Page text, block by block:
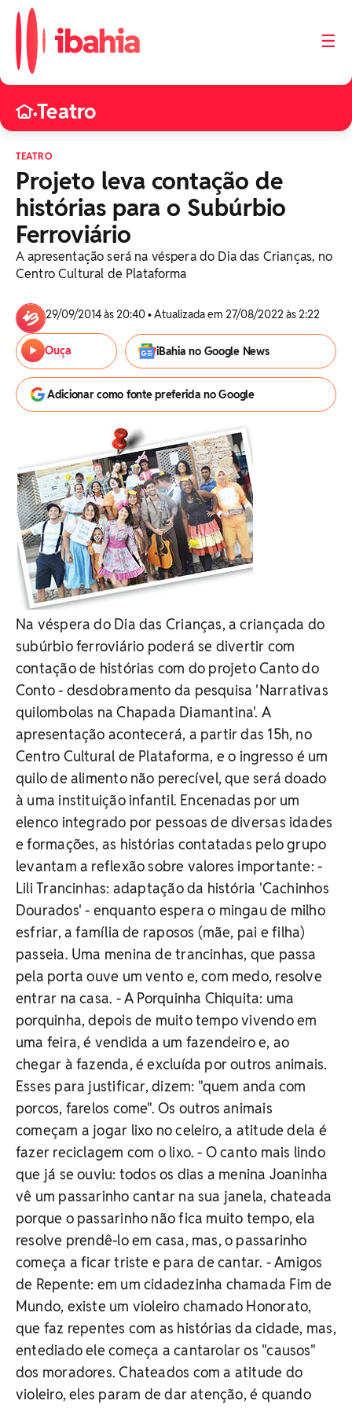
☰
•Teatro
TEATRO
Projeto leva contação de
histórias para o Subúrbio
Ferroviário
A apresentação será na véspera do Dia das Crianças, no
Centro Cultural de Plataforma
29/09/2014 às 20:40 • Atualizada em 27/08/2022 às 2:22
Ouça iBahia no Google News
Adicionar como fonte preferida no Google
Na véspera do Dia das Crianças, a criançada do
subúrbio ferroviário poderá se divertir com
contação de histórias com do projeto Canto do
Conto - desdobramento da pesquisa 'Narrativas
quilombolas na Chapada Diamantina'. A
apresentação acontecerá, a partir das 15h, no
Centro Cultural de Plataforma, e o ingresso é um
quilo de alimento não perecível, que será doado
à uma instituição infantil. Encenadas por um
elenco integrado por pessoas de diversas idades
e formações, as histórias contatadas pelo grupo
levantam a reflexão sobre valores importante: -
Lili Trancinhas: adaptação da história 'Cachinhos
Dourados' - enquanto espera o mingau de milho
esfriar, a família de raposos (mãe, pai e filha)
passeia. Uma menina de trancinhas, que passa
pela porta ouve um vento e, com medo, resolve
entrar na casa. - A Porquinha Chiquita: uma
porquinha, depois de muito tempo vivendo em
uma feira, é vendida a um fazendeiro e, ao
chegar à fazenda, é excluída por outros animais.
Esses para justificar, dizem: "quem anda com
porcos, farelos come". Os outros animais
começam a jogar lixo no celeiro, a atitude dela é
fazer reciclagem com o lixo. - O canto mais lindo
que já se ouviu: todos os dias a menina Joaninha
vê um passarinho cantar na sua janela, chateada
porque o passarinho não fica muito tempo, ela
resolve prendê-lo em casa, mas, o passarinho
começa a ficar triste e para de cantar. - Amigos
de Repente: em um cidadezinha chamada Fim de
Mundo, existe um violeiro chamado Honorato,
que faz repentes com as histórias da cidade, mas,
entediado ele começa a cantarolar os "causos"
dos moradores. Chateados com a atitude do
violeiro, eles param de dar atenção, é quando